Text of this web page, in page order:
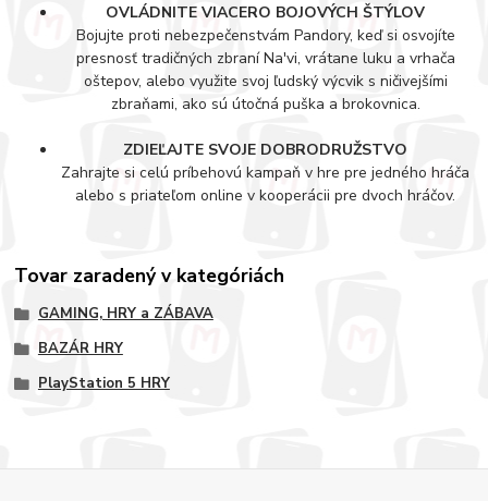
OVLÁDNITE VIACERO BOJOVÝCH ŠTÝLOV
Bojujte proti nebezpečenstvám Pandory, keď si osvojíte
presnosť tradičných zbraní Na'vi, vrátane luku a vrhača
oštepov, alebo využite svoj ľudský výcvik s ničivejšími
zbraňami, ako sú útočná puška a brokovnica.
ZDIEĽAJTE SVOJE DOBRODRUŽSTVO
Zahrajte si celú príbehovú kampaň v hre pre jedného hráča
alebo s priateľom online v kooperácii pre dvoch hráčov.
Tovar zaradený v kategóriách
GAMING, HRY a ZÁBAVA
BAZÁR HRY
PlayStation 5 HRY